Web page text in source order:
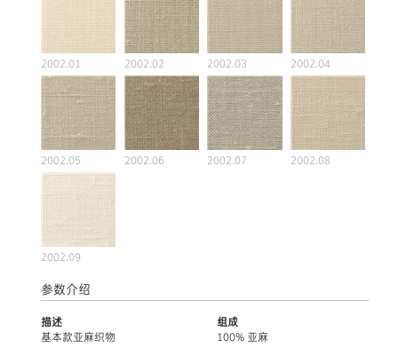
2002.01 2002.02 2002.03 2002.04
2002.05 2002.06 2002.07 2002.08
2002.09
参数介绍
描述
基本款亚麻织物
组成
100% 亚麻